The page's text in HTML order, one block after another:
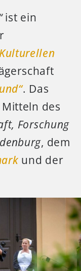
ist ein
Kulturellen
. Das
des
Forschung
, dem
und der